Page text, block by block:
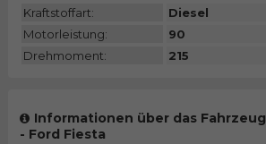
Kraftstoffart:
Diesel
Motorleistung:
90
Drehmoment:
215
Informationen über das Fahrzeug
- Ford Fiesta